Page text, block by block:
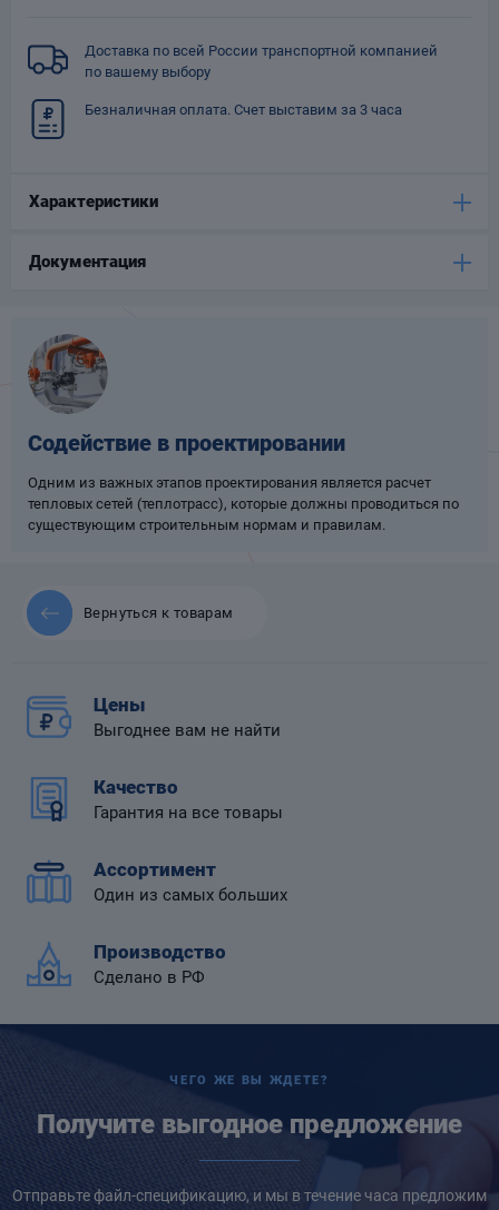
Доставка по всей России транспортной компанией
по вашему выбору
Безналичная оплата. Счет выставим за 3 часа
Характеристики
Документация
Содействие в проектировании
Одним из важных этапов проектирования является расчет
тепловых сетей (теплотрасс), которые должны проводиться по
существующим строительным нормам и правилам.
Вернуться к товарам
Цены
Выгоднее вам не найти
Качество
Гарантия на все товары
Ассортимент
Один из самых больших
Производство
Сделано в РФ
ЧЕГО ЖЕ ВЫ ЖДЕТЕ?
Получите выгодное предложение
Отправьте файл-спецификацию, и мы в течение часа предложим